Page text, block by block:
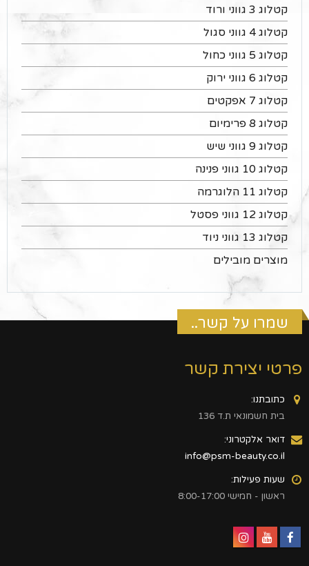
קטלוג 3 גווני ורוד
קטלוג 4 גווני סגול
קטלוג 5 גווני כחול
קטלוג 6 גווני ירוק
קטלוג 7 אפקטים
קטלוג 8 פרימיום
קטלוג 9 גווני שיש
קטלוג 10 גווני פנינה
קטלוג 11 הלוגרמה
קטלוג 12 גווני פסטל
קטלוג 13 גווני ניוד
מוצרים מובילים
שמרו על קשר..
פרטי יצירת קשר
כתובתנו:
בית חשמונאי ת.ד 136
דואר אלקטרוני:
info@psm-beauty.co.il
שעות פעילות:
ראשון - חמישי 8:00-17:00